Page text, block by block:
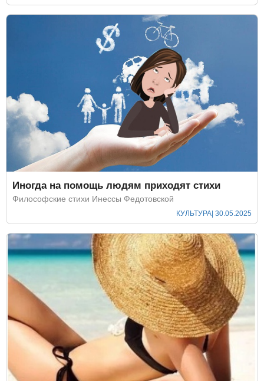
Иногда на помощь людям приходят стихи
Философские стихи Инессы Федотовской
КУЛЬТУРА| 30.05.2025